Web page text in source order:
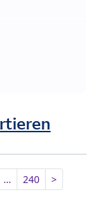
… 240 >